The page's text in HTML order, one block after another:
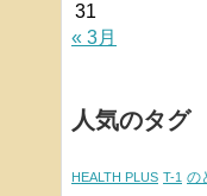
31
« 3月
人気のタグ
HEALTH PLUS T-1 の